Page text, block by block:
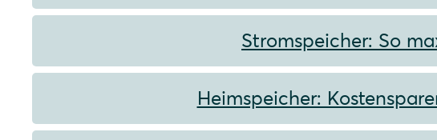
Stromspeicher: So
Heimspeicher: